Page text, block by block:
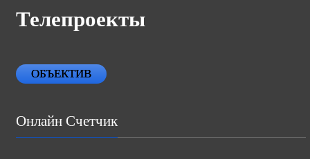
Телепроекты
ОБЪЕКТИВ
Онлайн Счетчик